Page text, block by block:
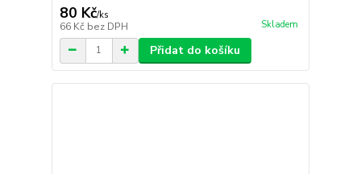
80 Kč/ks
66 Kč bez DPH Skladem
Přidat do košíku